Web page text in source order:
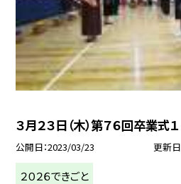
３月２３日（木）第７６回卒業式１
公開日 2023/03/23 更新日
２０２６できごと